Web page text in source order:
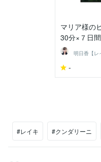
マリア様の
30分×７日
-
#レイキ #クンダリーニ